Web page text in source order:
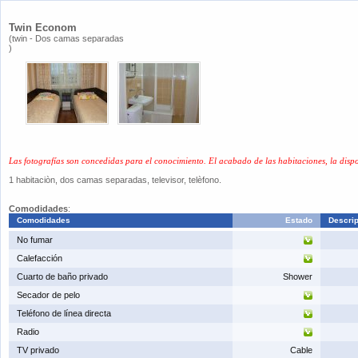
Twin Econom
(twin - Dos camas separadas
)
Las fotografías son concedidas para el conocimiento. El acabado de las habitaciones, la
1 habitaciòn, dos camas separadas, televisor, telèfono.
​Comodidades:
​Comodidades ​Estado
​No fumar
Calefacción
​Cuarto de baño privado
Shower
​Secador de pelo
​Teléfono de línea directa
​Radio
​TV privado
Cable